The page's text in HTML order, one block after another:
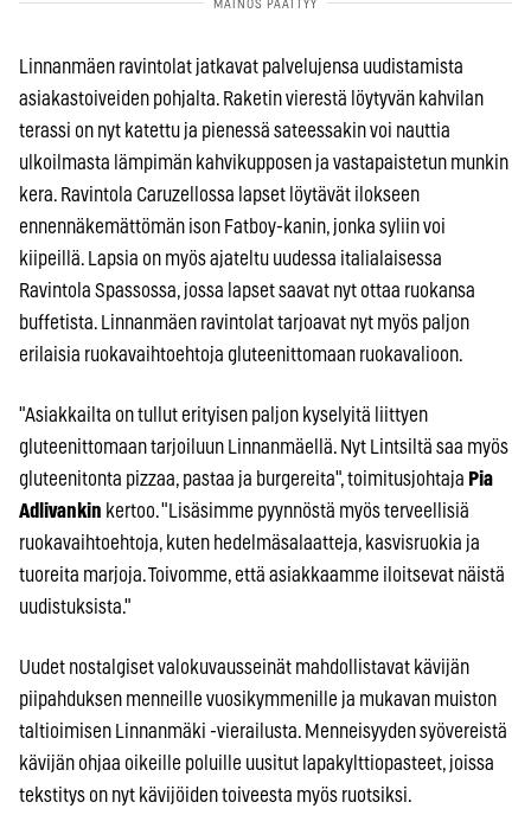
Linnanmäen ravintolat jatkavat palvelujensa uudistamista
asiakastoiveiden pohjalta. Raketin vierestä löytyvän kahvilan
terassi on nyt katettu ja pienessä sateessakin voi nauttia
ulkoilmasta lämpimän kahvikupposen ja vastapaistetun munkin
kera. Ravintola Caruzellossa lapset löytävät ilokseen
ennennäkemättömän ison Fatboy-kanin, jonka syliin voi
kiipeillä. Lapsia on myös ajateltu uudessa italialaisessa
Ravintola Spassossa, jossa lapset saavat nyt ottaa ruokansa
buffetista. Linnanmäen ravintolat tarjoavat nyt myös paljon
erilaisia ruokavaihtoehtoja gluteenittomaan ruokavalioon.
"Asiakkailta on tullut erityisen paljon kyselyitä liittyen
gluteenittomaan tarjoiluun Linnanmäellä. Nyt Lintsiltä saa myös
gluteenitonta pizzaa, pastaa ja burgereita", toimitusjohtaja Pia
Adlivankin kertoo. "Lisäsimme pyynnöstä myös terveellisiä
ruokavaihtoehtoja, kuten hedelmäsalaatteja, kasvisruokia ja
tuoreita marjoja.Toivomme, että asiakkaamme iloitsevat näistä
uudistuksista."
Uudet nostalgiset valokuvausseinät mahdollistavat kävijän
piipahduksen menneille vuosikymmenille ja mukavan muiston
taltioimisen Linnanmäki -vierailusta. Menneisyyden syövereistä
kävijän ohjaa oikeille poluille uusitut lapakylttiopasteet, joissa
tekstitys on nyt kävijöiden toiveesta myös ruotsiksi.